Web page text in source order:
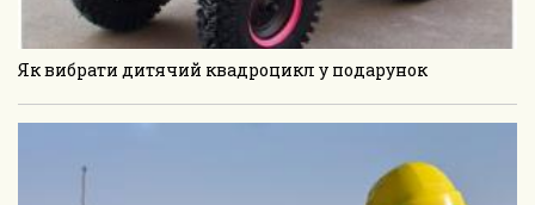
Як вибрати дитячий квадроцикл у подарунок